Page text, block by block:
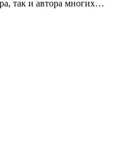
так и автора многих…